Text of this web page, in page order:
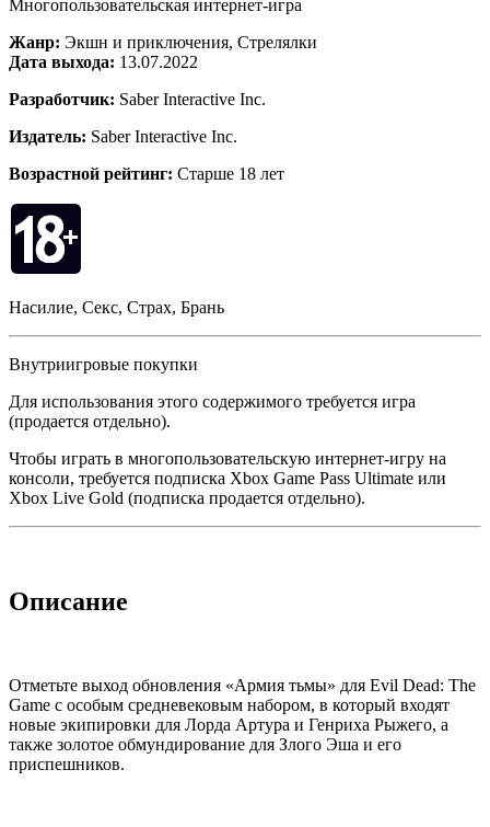
Многопользовательская интернет-игра
Жанр: Экшн и приключения, Стрелялки
Дата выхода: 13.07.2022
Разработчик: Saber Interactive Inc.
Издатель: Saber Interactive Inc.
Возрастной рейтинг: Старше 18 лет
Насилие, Секс, Страх, Брань
Внутриигровые покупки
Для использования этого содержимого требуется игра
(продается отдельно).
Чтобы играть в многопользовательскую интернет-игру на
консоли, требуется подписка Xbox Game Pass Ultimate или
Xbox Live Gold (подписка продается отдельно).
Описание
Отметьте выход обновления «Армия тьмы» для Evil Dead: The
Game с особым средневековым набором, в который входят
новые экипировки для Лорда Артура и Генриха Рыжего, а
также золотое обмундирование для Злого Эша и его
приспешников.